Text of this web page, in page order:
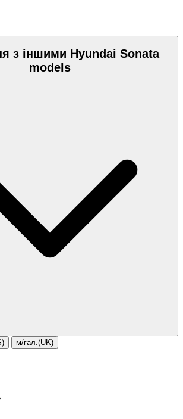
з іншими Hyundai Sonata
models
м/гал.(UK)